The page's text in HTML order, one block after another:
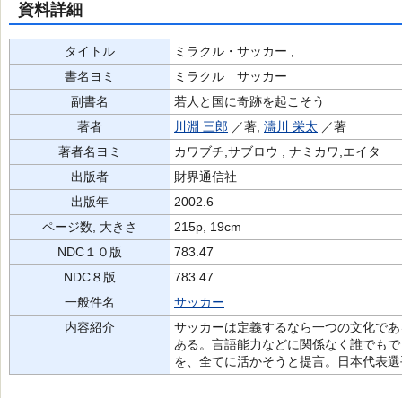
資料詳細
タイトル
ミラクル・サッカー ,
書名ヨミ
ミラクル サッカー
副書名
若人と国に奇跡を起こそう
著者
川淵 三郎 ／著, 濤川 栄太 ／著
著者名ヨミ
カワブチ,サブロウ , ナミカワ,エイタ
出版者
財界通信社
出版年
2002.6
ページ数, 大きさ
215p, 19cm
NDC１０版
783.47
NDC８版
783.47
一般件名
サッカー
内容紹介
サッカーは定義するなら一つの文化で
ある。言語能力などに関係なく誰でも
を、全てに活かそうと提言。日本代表